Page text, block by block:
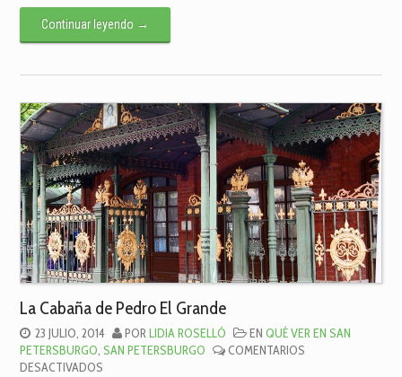
Continuar leyendo →
La Cabaña de Pedro El Grande
23 JULIO, 2014 PORLIDIA ROSELLÓ ENQUÉ VER EN SAN
PETERSBURGO,SAN PETERSBURGO
COMENTARIOS
DESACTIVADOS